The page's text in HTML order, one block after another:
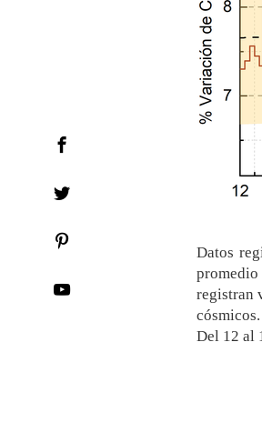
Datos
registran
cósmicos.
Del 12 al